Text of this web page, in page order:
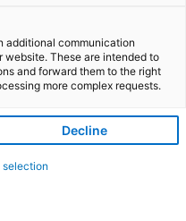
additional communication
website. These are intended to
and forward them to the right
more complex requests.
Decline